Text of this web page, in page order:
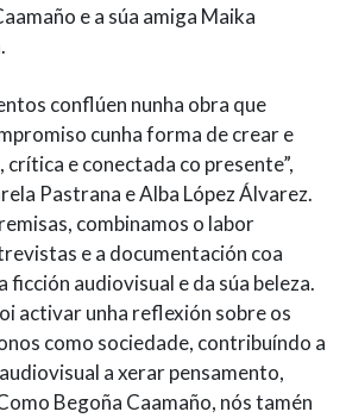
e a súa amiga Maika
conflúen nunha obra que
cunha forma de crear e
e conectada co presente”,
Pastrana e Alba López Álvarez.
combinamos o labor
e a documentación coa
audiovisual e da súa beleza.
activar unha reflexión sobre os
como sociedade, contribuíndo a
a xerar pensamento,
Begoña Caamaño, nós tamén